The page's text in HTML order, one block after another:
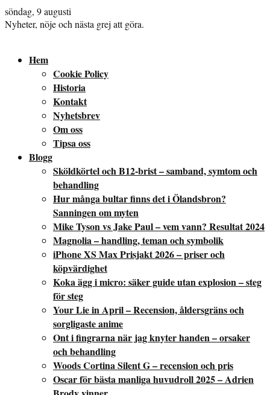
söndag, 9 augusti
Nyheter, nöje och nästa grej att göra.
Hem
Cookie Policy
Historia
Kontakt
Nyhetsbrev
Om oss
Tipsa oss
Blogg
Sköldkörtel och B12-brist – samband, symtom och
behandling
Hur många bultar finns det i Ölandsbron?
Sanningen om myten
Mike Tyson vs Jake Paul – vem vann? Resultat 2024
Magnolia – handling, teman och symbolik
iPhone XS Max Prisjakt 2026 – priser och
köpvärdighet
Koka ägg i micro: säker guide utan explosion – steg
för steg
Your Lie in April – Recension, åldersgräns och
sorgligaste anime
Ont i fingrarna när jag knyter handen – orsaker
och behandling
Woods Cortina Silent G – recension och pris
Oscar för bästa manliga huvudroll 2025 – Adrien